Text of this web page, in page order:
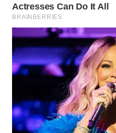
WN
PURWAKARTA
WN
PRIANGAN
TIMUR
WN
SEMARANG